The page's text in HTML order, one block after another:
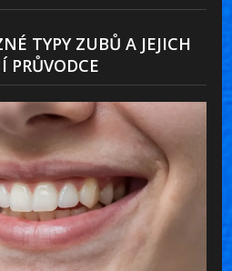
TYPY ZUBŮ A JEJICH
PRŮVODCE